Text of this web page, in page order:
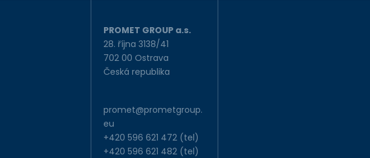
PROMET GROUP a.s.
28. října 3138/41
702 00 Ostrava
Česká republika
promet@prometgroup.
eu
+420 596 621 472(tel)
+420 596 621 482(tel)